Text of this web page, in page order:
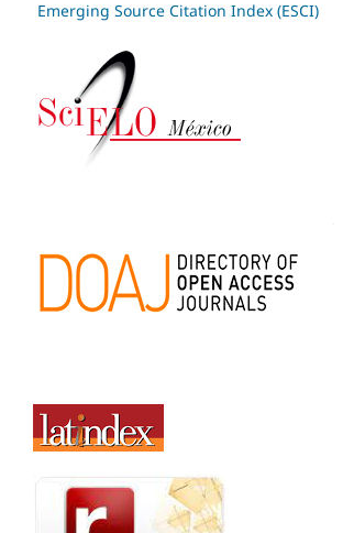
Emerging Source Citation Index (ESCI)